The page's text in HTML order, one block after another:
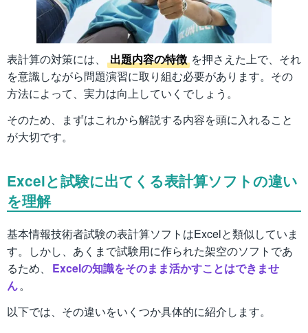
表計算の対策には、 出題内容の特徴 を押さえた上で、それ
を意識しながら問題演習に取り組む必要があります。その
方法によって、実力は向上していくでしょう。
そのため、まずはこれから解説する内容を頭に入れること
が大切です。
Excelと試験に出てくる表計算ソフトの違い
を理解
基本情報技術者試験の表計算ソフトはExcelと類似していま
す。しかし、あくまで試験用に作られた架空のソフトであ
るため、
Excelの知識をそのまま活かすことはできませ
ん。
以下では、その違いをいくつか具体的に紹介します。